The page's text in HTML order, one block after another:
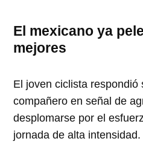
El mexicano ya
mejores
El joven ciclista respondió
compañero en señal de
desplomarse por el
jornada de alta intensidad.